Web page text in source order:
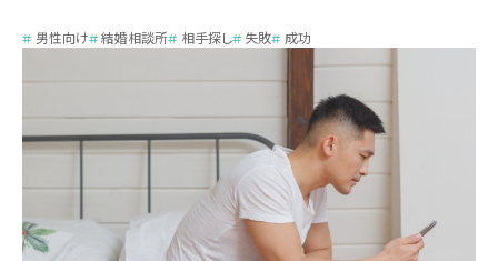
男性向け 結婚相談所 相手探し 失敗 成功